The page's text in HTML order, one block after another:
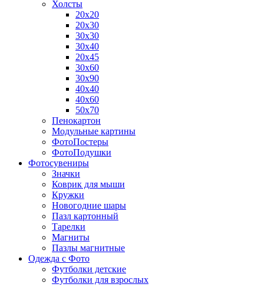
Холсты
20х20
20х30
30х30
30х40
20х45
30х60
30х90
40х40
40х60
50х70
Пенокартон
Модульные картины
ФотоПостеры
ФотоПодушки
Фотоcувениры
Значки
Коврик для мыши
Кружки
Новогодние шары
Пазл картонный
Тарелки
Магниты
Пазлы магнитные
Одежда с Фото
Футболки детские
Футболки для взрослых